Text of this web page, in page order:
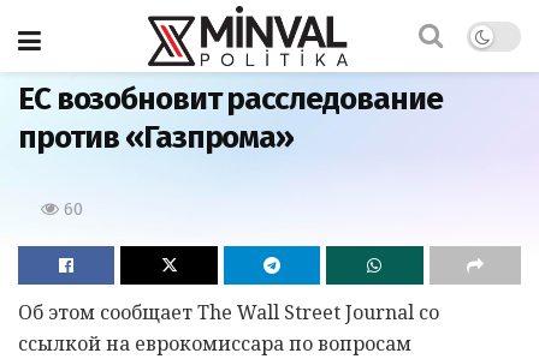
Главная
ЕС возобновит расследование
против «Газпрома»
60
Об этом сообщает The Wall Street Journal со
ссылкой на еврокомиссара по вопросам